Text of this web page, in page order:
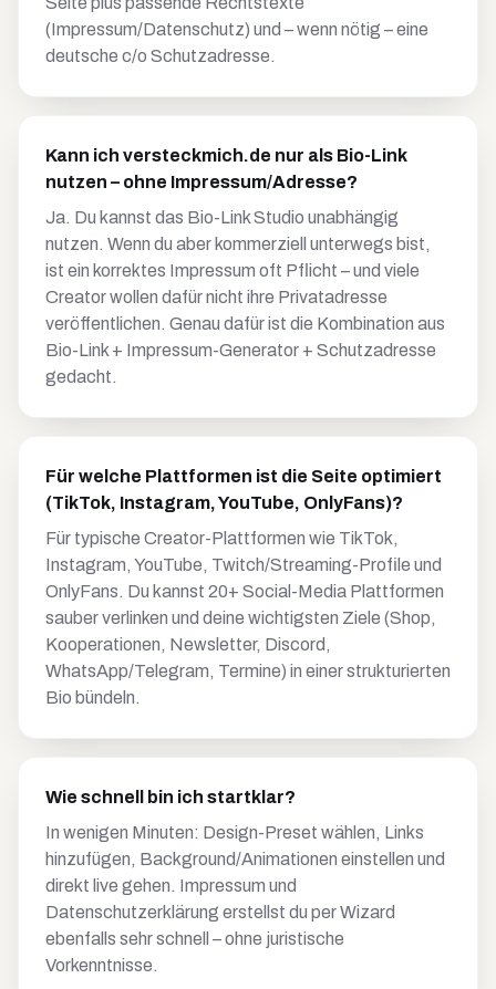
(Impressum/Datenschutz) und – wenn nötig – eine
deutsche c/o Schutzadresse.
Kann ich versteckmich.de nur als Bio-Link
nutzen – ohne Impressum/Adresse?
Ja. Du kannst das Bio-Link Studio unabhängig
nutzen. Wenn du aber kommerziell unterwegs bist,
ist ein korrektes Impressum oft Pflicht – und viele
Creator wollen dafür nicht ihre Privatadresse
veröffentlichen. Genau dafür ist die Kombination aus
Bio-Link + Impressum-Generator + Schutzadresse
gedacht.
Für welche Plattformen ist die Seite optimiert
(TikTok, Instagram, YouTube, OnlyFans)?
Für typische Creator-Plattformen wie TikTok,
Instagram, YouTube, Twitch/Streaming-Profile und
OnlyFans. Du kannst 20+ Social-Media Plattformen
sauber verlinken und deine wichtigsten Ziele (Shop,
Kooperationen, Newsletter, Discord,
WhatsApp/Telegram, Termine) in einer strukturierten
Bio bündeln.
Wie schnell bin ich startklar?
In wenigen Minuten: Design-Preset wählen, Links
hinzufügen, Background/Animationen einstellen und
direkt live gehen. Impressum und
Datenschutzerklärung erstellst du per Wizard
ebenfalls sehr schnell – ohne juristische
Vorkenntnisse.